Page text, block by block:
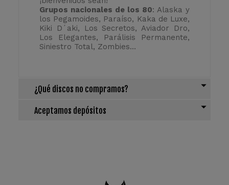
Grupos nacionales de los 80: Alaska y
los Pegamoides, Paraíso, Kaka de Luxe,
Kiki D´aki, Los Secretos, Aviador Dro,
Los Elegantes, Parálisis Permanente,
Siniestro Total, Zombies…
¿Qué discos no compramos?
Aceptamos depósitos